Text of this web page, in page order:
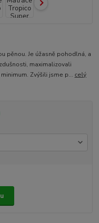
pěnou. Je úžasně pohodlná, a
maximalizovali
Zvýšili jsme p... celý